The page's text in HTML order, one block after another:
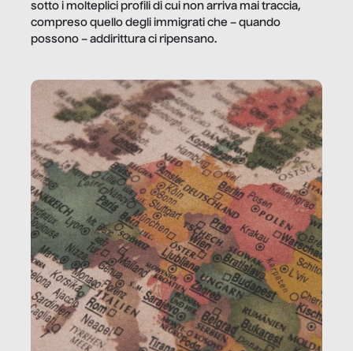
sotto i molteplici profili di cui non arriva mai traccia,
compreso quello degli immigrati che – quando
possono – addirittura ci ripensano.